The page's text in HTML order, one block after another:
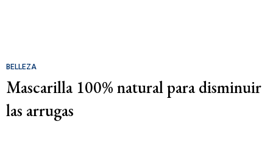
BELLEZA
Mascarilla 100% natural para disminuir
las arrugas